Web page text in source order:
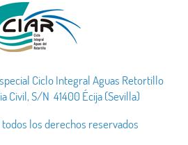
Ciclo Integral Aguas Retortillo
Civil, S/N 41400 Écija (Sevilla)
todos los derechos reservados